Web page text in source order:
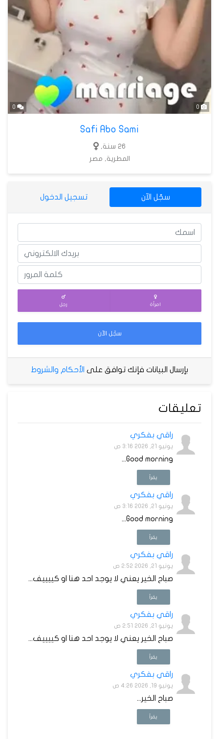
Safi Abo Sami
26 سنة,
المطرية, مصر
سجّل الآن تسجيل الدخول
امرأة رجل
سجّل الآن
بإرسال البيانات فإنك توافق على الأحكام والشروط
تعليقات
راقي بفكري
يونيو 21, 2026 3:16 ص
Good morning...
يقرأ
راقي بفكري
يونيو 21, 2026 3:16 ص
Good morning...
يقرأ
راقي بفكري
يونيو 21, 2026 2:52 ص
صباح الخير يعني لا يوجد احد هنا او كييييف...
يقرأ
راقي بفكري
يونيو 21, 2026 2:51 ص
صباح الخير يعني لا يوجد احد هنا او كييييف...
يقرأ
راقي بفكري
يونيو 19, 2026 4:26 ص
صباح الخير...
يقرأ